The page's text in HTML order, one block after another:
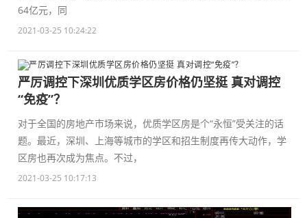
64亿元，同
2021-03-25 10:24:22
严厉调控下深圳优质学区房价格仍坚挺 真对调控
“免疫”？
对于全国的房地产市场来说，优质学区房是个“永恒”受关注的话
题。最近，深圳、上海等城市的学区和招生制度再传大动作，学
区房也再次成为焦点。不过，
2021-03-25 10:17:13